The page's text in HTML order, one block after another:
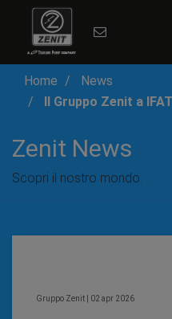
Home
News
Il Gruppo Zenit a
Zenit News
Scopri il nostro mondo.
Gruppo Zenit 02 apr 2026